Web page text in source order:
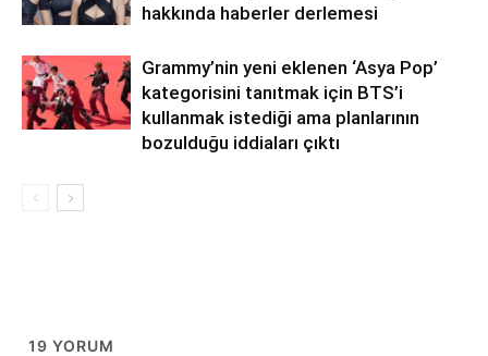
hakkında haberler derlemesi
Grammy’nin yeni eklenen ‘Asya Pop’
kategorisini tanıtmak için BTS’i
kullanmak istediği ama planlarının
bozulduğu iddiaları çıktı
19 YORUM